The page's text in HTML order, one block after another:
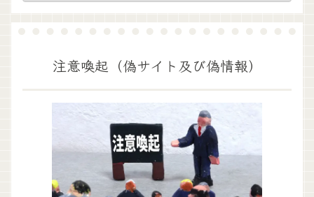
注意喚起（偽サイト及び偽情報）